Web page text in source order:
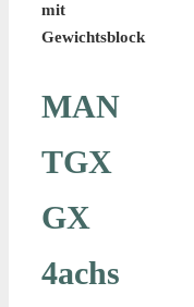
mit
Gewichtsblock
MAN
TGX
GX
4achs